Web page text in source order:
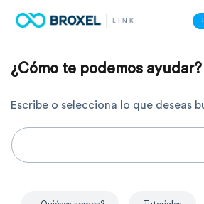
¿Cómo te podemos ayudar?
Escribe o selecciona lo que deseas